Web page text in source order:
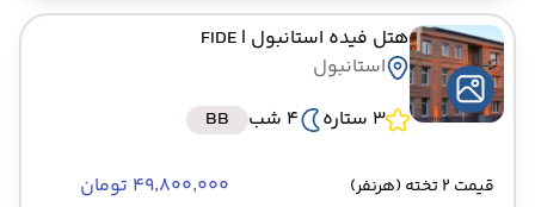
هتل فیده استانبول | FIDE
استانبول
3 ستاره
4 شب BB
قیمت 2 تخته (هرنفر) ۴۹٬۸۰۰٬۰۰۰ تومان